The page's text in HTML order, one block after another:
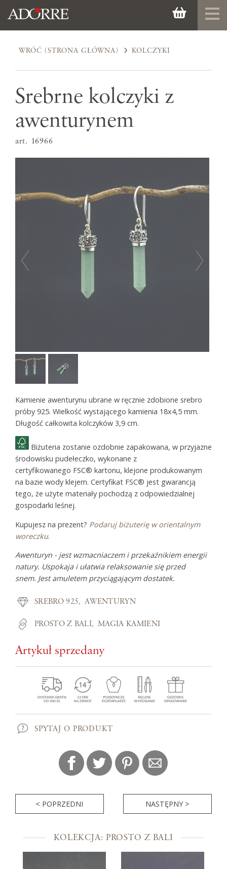
WRÓĆ (STRONA GŁÓWNA) KOLCZYKI
Srebrne kolczyki z
awenturynem
art. 16966
Kamienie awenturynu ubrane w ręcznie zdobione srebro
próby 925. Wielkość wystającego kamienia 18x4,5 mm.
Długość całkowita kolczyków 3,9 cm.
Biżuteria zostanie ozdobnie zapakowana, w przyjazne
środowisku pudełeczko, wykonane z
certyfikowanego FSC® kartonu, klejone produkowanym
na bazie wody klejem. Certyfikat FSC® jest gwarancją
tego, że użyte materiały pochodzą z odpowiedzialnej
gospodarki leśnej.
Kupujesz na prezent? Podaruj biżuterię w orientalnym
woreczku.
Awenturyn - jest wzmacniaczem i przekaźnikiem energii
natury. Uspokaja i ułatwia relaksowanie się przed
snem. Jest amuletem przyciągającym dostatek.
SREBRO 925 AWENTURYN
PROSTO Z BALI MAGIA KAMIENI
Artykuł sprzedany
SPYTAJ O PRODUKT
< POPRZEDNI NASTĘPNY >
KOLEKCJA: PROSTO Z BALI